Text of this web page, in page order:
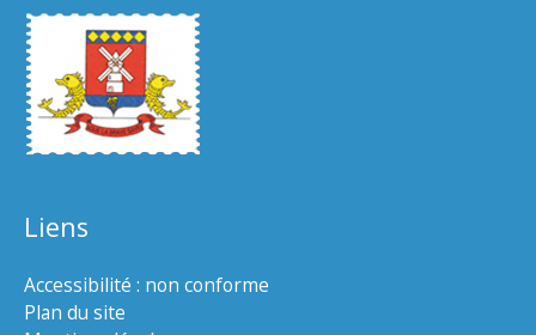
Liens
Accessibilité : non conforme
Plan du site